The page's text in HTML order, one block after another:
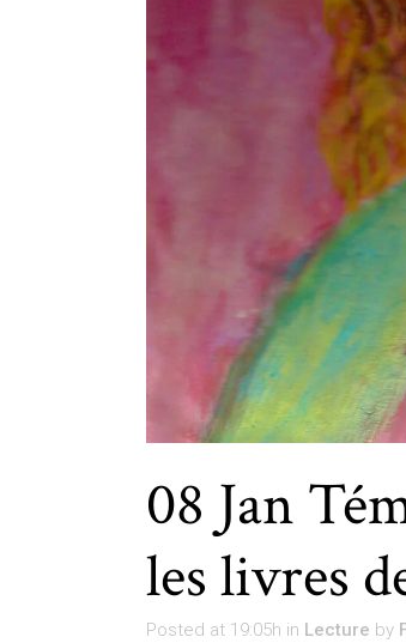
08 Jan
les livres
Posted at 19:05h in Lecture by